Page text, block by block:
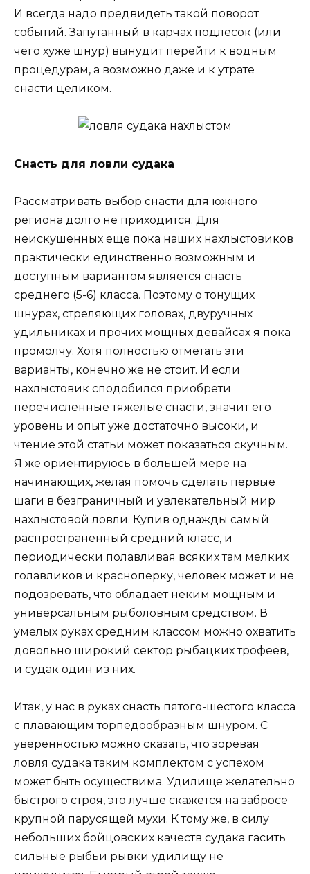
И всегда надо предвидеть такой поворот
событий. Запутанный в карчах подлесок (или
чего хуже шнур) вынудит перейти к водным
процедурам, а возможно даже и к утрате
снасти целиком.
Снасть для ловли судака
Рассматривать выбор снасти для южного
региона долго не приходится. Для
неискушенных еще пока наших нахлыстовиков
практически единственно возможным и
доступным вариантом является снасть
среднего (5-6) класса. Поэтому о тонущих
шнурах, стреляющих головах, двуручных
удильниках и прочих мощных девайсах я пока
промолчу. Хотя полностью отметать эти
варианты, конечно же не стоит. И если
нахлыстовик сподобился приобрети
перечисленные тяжелые снасти, значит его
уровень и опыт уже достаточно высоки, и
чтение этой статьи может показаться скучным.
Я же ориентируюсь в большей мере на
начинающих, желая помочь сделать первые
шаги в безграничный и увлекательный мир
нахлыстовой ловли. Купив однажды самый
распространенный средний класс, и
периодически полавливая всяких там мелких
голавликов и красноперку, человек может и не
подозревать, что обладает неким мощным и
универсальным рыболовным средством. В
умелых руках средним классом можно охватить
довольно широкий сектор рыбацких трофеев,
и судак один из них.
Итак, у нас в руках снасть пятого-шестого класса
с плавающим торпедообразным шнуром. С
уверенностью можно сказать, что зоревая
ловля судака таким комплектом с успехом
может быть осуществима. Удилище желательно
быстрого строя, это лучше скажется на забросе
крупной парусящей мухи. К тому же, в силу
небольших бойцовских качеств судака гасить
сильные рыбьи рывки удилищу не